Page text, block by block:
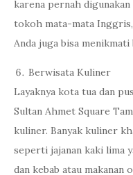
karena pernah
tokoh mata-mata
Anda juga bisa
Berwisata Kuliner
Layaknya kota tua dan
Sultan Ahmet Square
kuliner. Banyak kuliner
seperti jajanan kaki lima
dan kebab atau makanan